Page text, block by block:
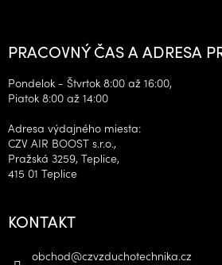
PRACOVNÝ ČAS A ADRESA
Pondelok - Štvrtok 8:00 až 16:00,
Piatok 8:00 až 14:00
Adresa výdajného miesta:
CZV AIR BOOST s.r.o.,
Pražská 3259, Teplice,
415 01 Teplice
KONTAKT
obchod@czvzduchotechnika.cz